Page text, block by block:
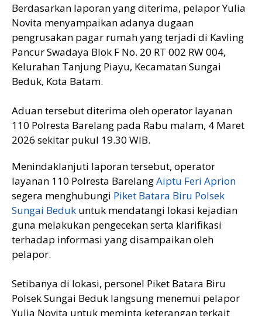
Berdasarkan laporan yang diterima, pelapor Yulia
Novita menyampaikan adanya dugaan
pengrusakan pagar rumah yang terjadi di Kavling
Pancur Swadaya Blok F No. 20 RT 002 RW 004,
Kelurahan Tanjung Piayu, Kecamatan Sungai
Beduk, Kota Batam.
Aduan tersebut diterima oleh operator layanan
110 Polresta Barelang pada Rabu malam, 4 Maret
2026 sekitar pukul 19.30 WIB.
Menindaklanjuti laporan tersebut, operator
layanan 110 Polresta BarelangAiptu Feri Aprion
segera menghubungi Piket Batara Biru Polsek
Sungai Beduk untuk mendatangi lokasi kejadian
guna melakukan pengecekan serta klarifikasi
terhadap informasi yang disampaikan oleh
pelapor.
Setibanya di lokasi, personel Piket Batara Biru
Polsek Sungai Beduk langsung menemui pelapor
Yulia Novita untuk meminta keterangan terkait